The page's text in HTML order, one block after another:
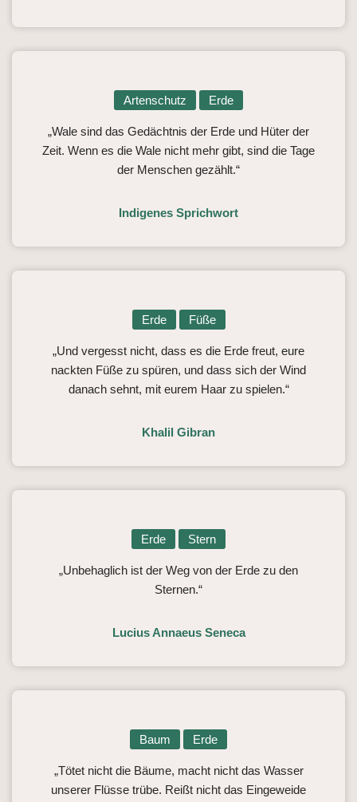
Artenschutz Erde
„Wale sind das Gedächtnis der Erde und Hüter der
Zeit. Wenn es die Wale nicht mehr gibt, sind die Tage
der Menschen gezählt.“
Indigenes Sprichwort
Erde Füße
„Und vergesst nicht, dass es die Erde freut, eure
nackten Füße zu spüren, und dass sich der Wind
danach sehnt, mit eurem Haar zu spielen.“
Khalil Gibran
Erde Stern
„Unbehaglich ist der Weg von der Erde zu den
Sternen.“
Lucius Annaeus Seneca
Baum Erde
„Tötet nicht die Bäume, macht nicht das Wasser
unserer Flüsse trübe. Reißt nicht das Eingeweide